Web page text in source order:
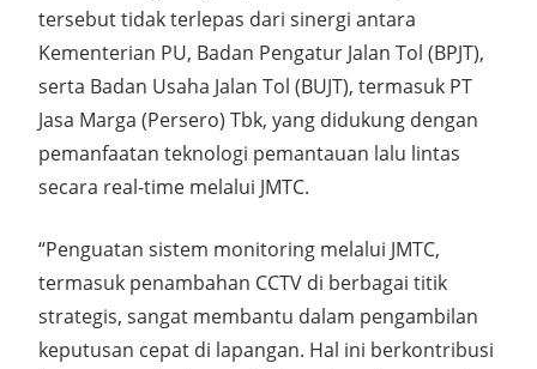
tersebut tidak terlepas dari sinergi antara
Kementerian PU, Badan Pengatur Jalan Tol (BPJT),
serta Badan Usaha Jalan Tol (BUJT), termasuk PT
Jasa Marga (Persero) Tbk, yang didukung dengan
pemanfaatan teknologi pemantauan lalu lintas
secara real-time melalui JMTC.
“Penguatan sistem monitoring melalui JMTC,
termasuk penambahan CCTV di berbagai titik
strategis, sangat membantu dalam pengambilan
keputusan cepat di lapangan. Hal ini berkontribusi